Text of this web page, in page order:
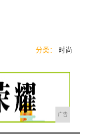
分类： 时尚
广告